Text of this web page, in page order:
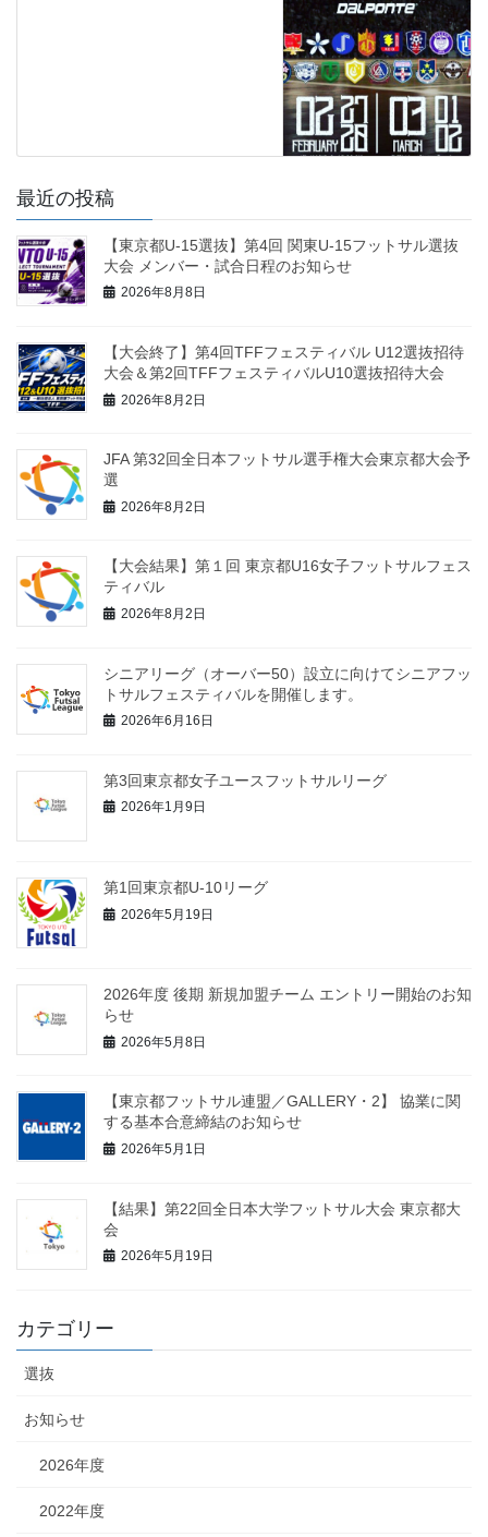
最近の投稿
【東京都U-15選抜】第4回 関東U-15フットサル選抜
大会 メンバー・試合日程のお知らせ
2026年8月8日
【大会終了】第4回TFFフェスティバル U12選抜招待
大会＆第2回TFFフェスティバルU10選抜招待大会
2026年8月2日
JFA 第32回全日本フットサル選手権大会東京都大会予
選
2026年8月2日
【大会結果】第１回 東京都U16女子フットサルフェス
ティバル
2026年8月2日
シニアリーグ（オーバー50）設立に向けてシニアフッ
トサルフェスティバルを開催します。
2026年6月16日
第3回東京都女子ユースフットサルリーグ
2026年1月9日
第1回東京都U-10リーグ
2026年5月19日
2026年度 後期 新規加盟チーム エントリー開始のお知
らせ
2026年5月8日
【東京都フットサル連盟／GALLERY・2】 協業に関
する基本合意締結のお知らせ
2026年5月1日
【結果】第22回全日本大学フットサル大会 東京都大
会
2026年5月19日
カテゴリー
選抜
お知らせ
2026年度
2022年度